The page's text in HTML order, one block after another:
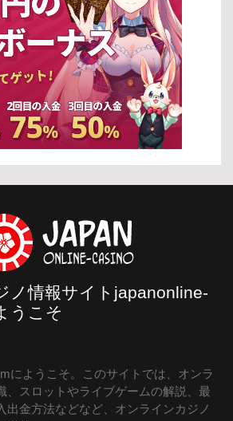
ノ情報サイトjapanonline-
うこそ
にようこそ。このサイトでは、オンラ
、スロットやライブゲームの解説、最
出金方法などなど、オンラインカジノ